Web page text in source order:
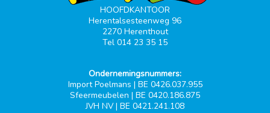
HOOFDKANTOOR
Herentalsesteenweg 96
2270 Herenthout
Tel 014 23 35 15
Ondernemingsnummers:
Import Poelmans | BE 0426.037.955
Sfeermeubelen | BE 0420.186.875
JVH NV | BE 0421.241.108